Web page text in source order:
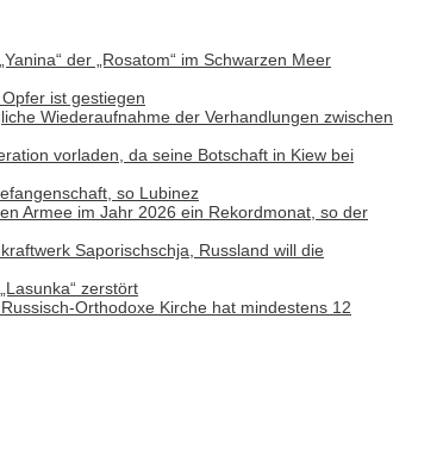
der „Rosatom“ im Schwarzen Meer
ist gestiegen
Wiederaufnahme der Verhandlungen zwischen
vorladen, da seine Botschaft in Kiew bei
so Lubinez
Armee im Jahr 2026 ein Rekordmonat, so der
Saporischschja, Russland will die
zerstört
Orthodoxe Kirche hat mindestens 12